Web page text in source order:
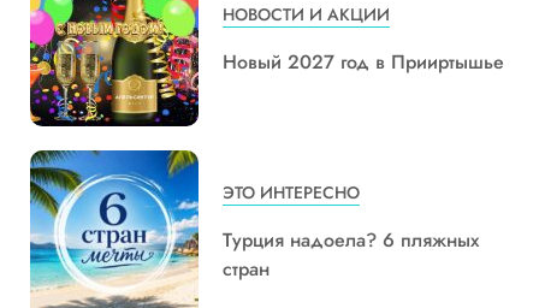
НОВОСТИ И АКЦИИ
Новый 2027 год в Прииртышье
ЭТО ИНТЕРЕСНО
Турция надоела? 6 пляжных
стран